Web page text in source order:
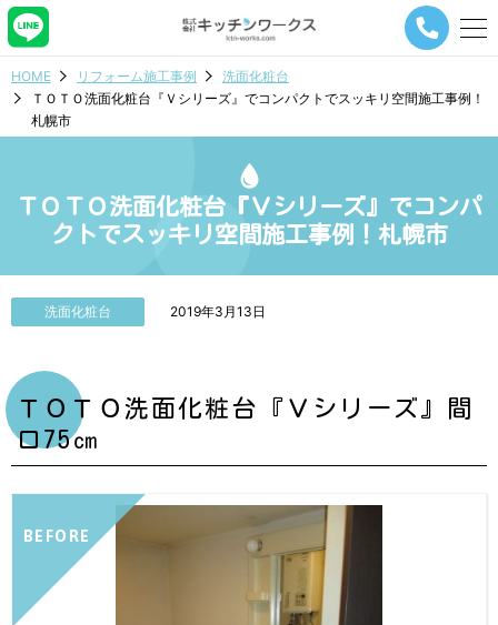
メ
ー
ビ
シ
ョ
タ
HOME リフォーム施工事例
洗面化粧台
ＴＯＴＯ洗面化粧台『Ｖシリーズ』でコンパクトでスッキリ空間施工事例！
札幌市
ＴＯＴＯ洗面化粧台『Ｖシリーズ』でコンパ
クトでスッキリ空間施工事例！札幌市
洗面化粧台 2019年3月13日
ＴＯＴＯ洗面化粧台『Ｖシリーズ』間
口75㎝
BEFORE